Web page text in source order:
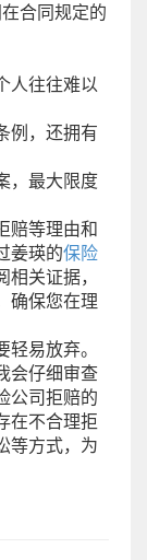
合同规定的
人往往难以
例，还拥有
，最大限度
赔等理由和
姜瑛的保险
关证据，
确保您在理
易放弃。
会仔细审查
公司拒赔的
在不合理拒
等方式，为